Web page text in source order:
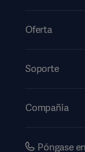
Oferta
Servicios
Soporte
Eventos
Compañia
CarrerasPóngase